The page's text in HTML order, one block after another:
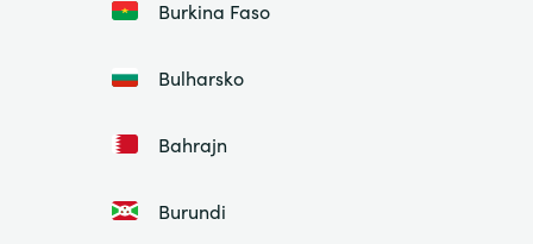
Burkina Faso
Bulharsko
Bahrajn
Burundi